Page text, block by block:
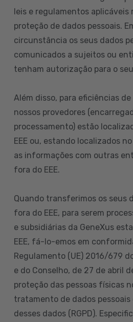
leis e regulamentos aplicáveis
proteção de dados pessoais.
circunstância os seus dados
comunicados a sujeitos ou
tenham autorização para o
Além disso, para eficiências
nossos provedores
processamento) estão
EEE ou, estando localizados
as informações com outras
fora do EEE.
Quando transferimos os seus
fora do EEE, para serem
e subsidiárias da GeneXus
EEE, fá-lo-emos em
Regulamento (UE) 2016/679
e do Conselho, de 27 de abril
proteção das pessoas físicas
tratamento de dados
desses dados (RGPD).